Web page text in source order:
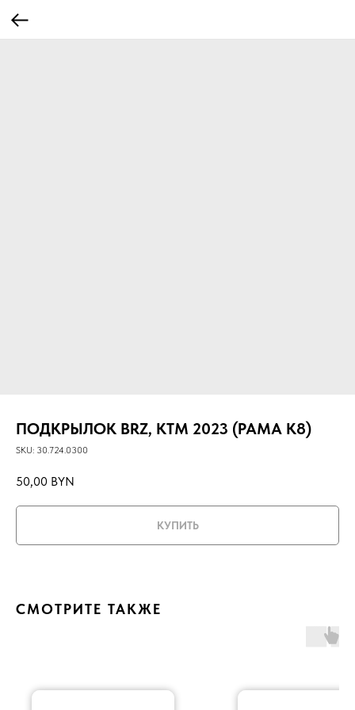
ПОДКРЫЛОК BRZ, KTM 2023 (РАМА K8)
SKU: 30.724.0300
50,00 BYN
КУПИТЬ
СМОТРИТЕ ТАКЖЕ